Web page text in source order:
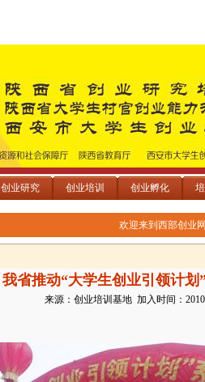
创业研究 创业培训 创业孵化
欢迎来到西部创业
我省推动“大学生创业引领计划
来源：创业培训基地 加入时间：